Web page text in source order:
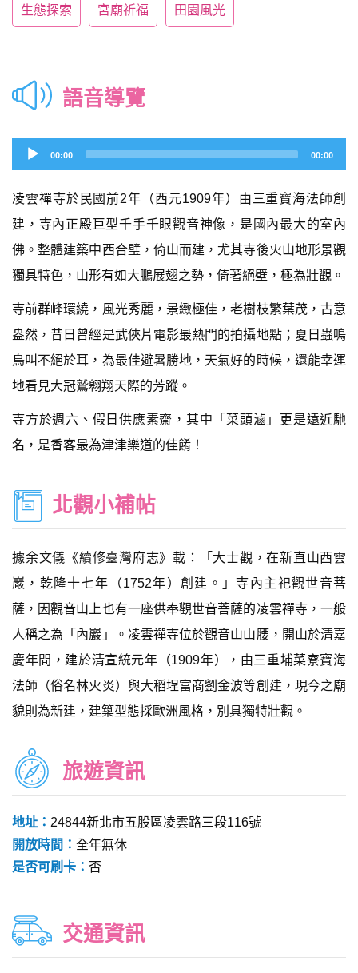
生態探索 宮廟祈福 田園風光
語音導覽
Audio
Player
00:00 00:00
凌雲禪寺於民國前2年（西元1909年）由三重寶海法師創
建，寺內正殿巨型千手千眼觀音神像，是國內最大的室內
佛。整體建築中西合璧，倚山而建，尤其寺後火山地形景觀
獨具特色，山形有如大鵬展翅之勢，倚著絕壁，極為壯觀。
寺前群峰環繞，風光秀麗，景緻極佳，老樹枝繁葉茂，古意
盎然，昔日曾經是武俠片電影最熱門的拍攝地點；夏日蟲鳴
鳥叫不絕於耳，為最佳避暑勝地，天氣好的時候，還能幸運
地看見大冠鷲翱翔天際的芳蹤。
寺方於週六、假日供應素齋，其中「菜頭滷」更是遠近馳
名，是香客最為津津樂道的佳餚！
北觀小補帖
據余文儀《續修臺灣府志》載：「大士觀，在新直山西雲
巖，乾隆十七年（1752年）創建。」寺內主祀觀世音菩
薩，因觀音山上也有一座供奉觀世音菩薩的凌雲禪寺，一般
人稱之為「內巖」。凌雲禪寺位於觀音山山腰，開山於清嘉
慶年間，建於清宣統元年（1909年），由三重埔菜寮寶海
法師（俗名林火炎）與大稻埕富商劉金波等創建，現今之廟
貌則為新建，建築型態採歐洲風格，別具獨特壯觀。
旅遊資訊
地址： 24844新北市五股區凌雲路三段116號
開放時間： 全年無休
是否可刷卡： 否
交通資訊